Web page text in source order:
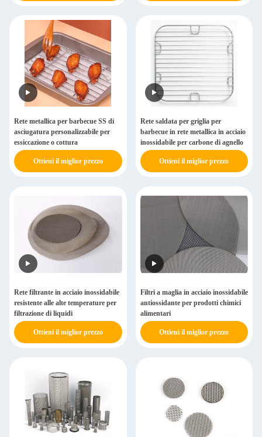
Rete metallica per barbecue SS di
asciugatura personalizzabile per
essiccazione o cottura
Ottieni il miglior prezzo
Rete saldata per griglia per
barbecue in rete metallica in acciaio
inossidabile per carbone di agnello
Ottieni il miglior prezzo
Rete filtrante in acciaio inossidabile
resistente alle alte temperature per
filtrazione di liquidi
Ottieni il miglior prezzo
Filtri a maglia in acciaio inossidabile
antiossidante per prodotti chimici
alimentari
Ottieni il miglior prezzo